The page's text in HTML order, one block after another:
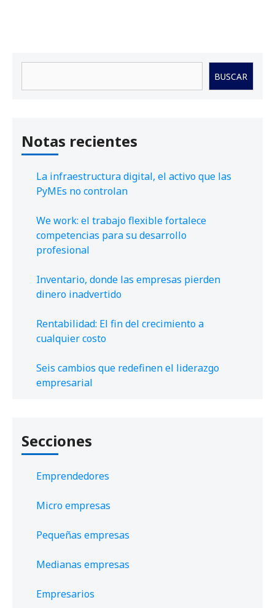
BUSCAR
Notas recientes
La infraestructura digital, el activo que las
PyMEs no controlan
We work: el trabajo flexible fortalece
competencias para su desarrollo
profesional
Inventario, donde las empresas pierden
dinero inadvertido
Rentabilidad: El fin del crecimiento a
cualquier costo
Seis cambios que redefinen el liderazgo
empresarial
Secciones
Emprendedores
Micro empresas
Pequeñas empresas
Medianas empresas
Empresarios